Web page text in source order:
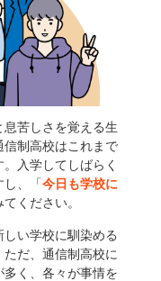
苦しさを覚える生
制高校はこれまで
入学してしばらく
し、「今日も学校に
ください。
い学校に馴染める
だ、通信制高校に
く、各々が事情を